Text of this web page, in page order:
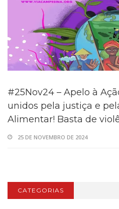
#25Nov24 – Apelo à
unidos pela justiça e
Alimentar! Basta de
25 DE NOVEMBRO DE 2024
CATEGORIAS